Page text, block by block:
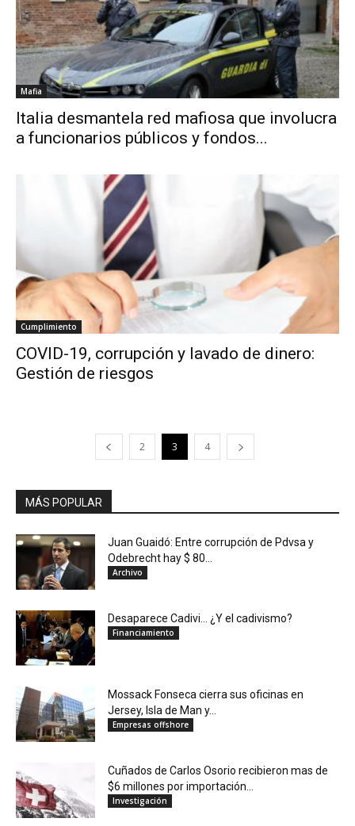
Mafia
Italia desmantela red mafiosa que involucra
a funcionarios públicos y fondos...
Cumplimiento
COVID-19, corrupción y lavado de dinero:
Gestión de riesgos
2 3 4
MÁS POPULAR
Juan Guaidó: Entre corrupción de Pdvsa y
Odebrecht hay $ 80...
Archivo
Desaparece Cadivi… ¿Y el cadivismo?
Financiamiento
Mossack Fonseca cierra sus oficinas en
Jersey, Isla de Man y...
Empresas offshore
Cuñados de Carlos Osorio recibieron mas de
$6 millones por importación...
Investigación